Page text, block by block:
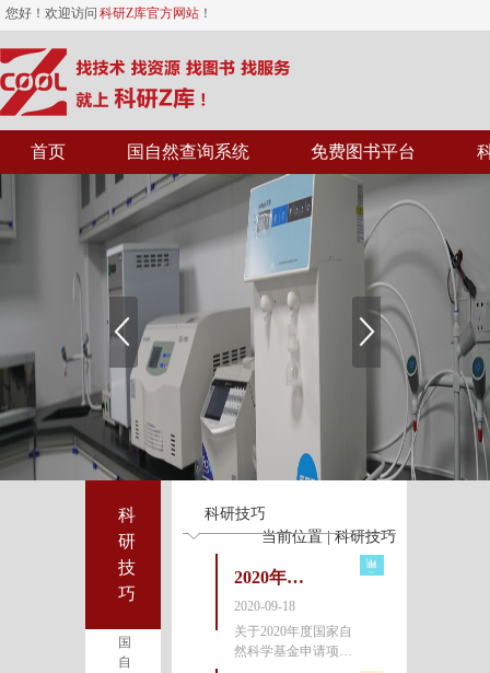
您好！欢迎访问 科研Z库官方网站 ！
首页 国自然查询系统 免费图书平台
科
研
技
巧
国
自
科研技巧
当前位置 | 科研技巧
2020年国自然基金结果公布了！你中了吗？
2020-09-18
关于2020年度国家自
然科学基金申请项目